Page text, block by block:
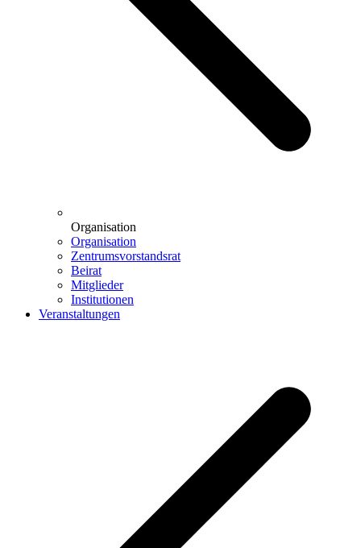
Organisation
Organisation
Zentrumsvorstandsrat
Beirat
Mitglieder
Institutionen
Veranstaltungen